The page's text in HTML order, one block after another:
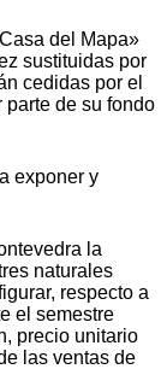
del Mapa»
sustituidas por
cedidas por el
parte de su fondo
exponer y
la
naturales
respecto a
el semestre
precio unitario
las ventas de